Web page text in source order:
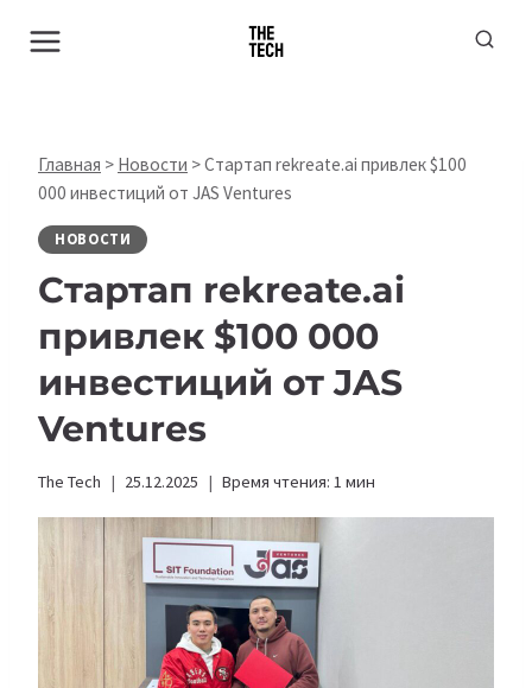
Главная > Новости >Стартап rekreate.ai привлек $100
000 инвестиций от JAS Ventures
НОВОСТИ
Стартап rekreate.ai
привлек $100 000
инвестиций от JAS
Ventures
The Tech 25.12.2025 Время чтения: 1 мин